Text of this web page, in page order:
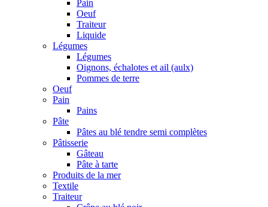
Pain
Oeuf
Traiteur
Liquide
Légumes
Légumes
Oignons, échalotes et ail (aulx)
Pommes de terre
Oeuf
Pain
Pains
Pâte
Pâtes au blé tendre semi complètes
Pâtisserie
Gâteau
Pâte à tarte
Produits de la mer
Textile
Traiteur